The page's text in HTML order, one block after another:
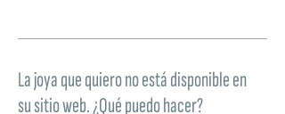
La joya que quiero no está disponible en
su sitio web. ¿Qué puedo hacer?